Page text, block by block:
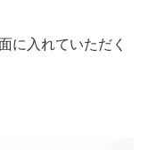
に入れていただく